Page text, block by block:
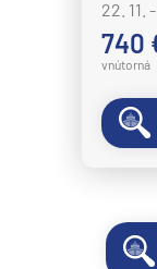
22. 11.
740
vnútorná